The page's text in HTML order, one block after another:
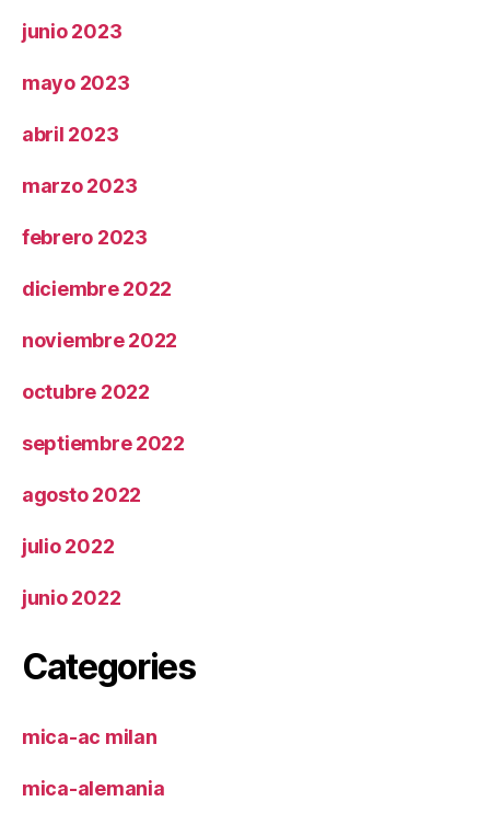
junio 2023
mayo 2023
abril 2023
marzo 2023
febrero 2023
diciembre 2022
noviembre 2022
octubre 2022
septiembre 2022
agosto 2022
julio 2022
junio 2022
Categories
mica-ac milan
mica-alemania